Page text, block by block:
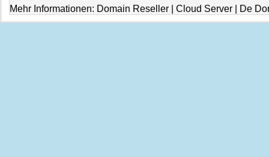
Mehr Informationen: Domain Reseller Cloud Server De